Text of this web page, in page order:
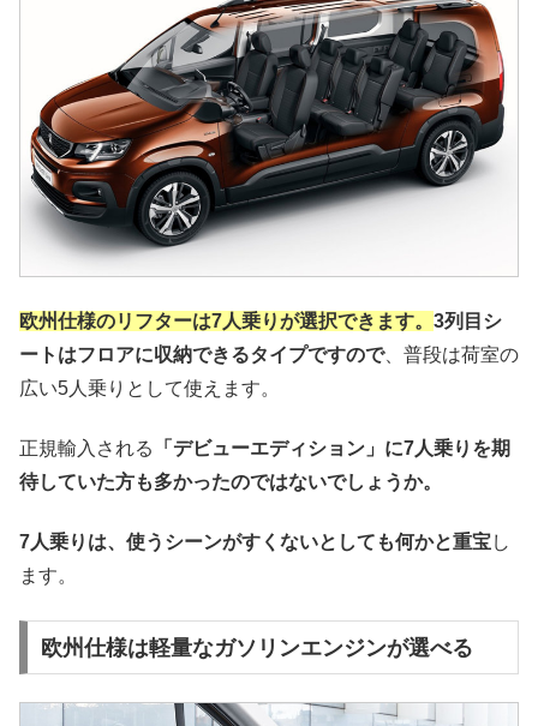
欧州仕様のリフターは7人乗りが選択できます。 3列目シ
ートはフロアに収納できるタイプですので、普段は荷室の
広い5人乗りとして使えます。
正規輸入される
「デビューエディション」に7人乗りを期
待していた方も多かったのではないでしょうか。
7人乗りは、使うシーンがすくないとしても何かと重宝し
ます。
欧州仕様は軽量なガソリンエンジンが選べる